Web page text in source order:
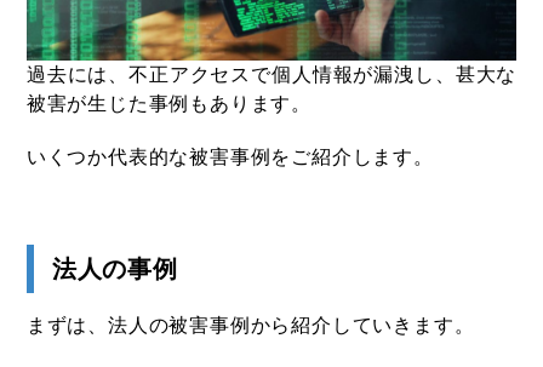
過去には、不正アクセスで個人情報が漏洩し、甚大な
被害が生じた事例もあります。
いくつか代表的な被害事例をご紹介します。
法人の事例
まずは、法人の被害事例から紹介していきます。